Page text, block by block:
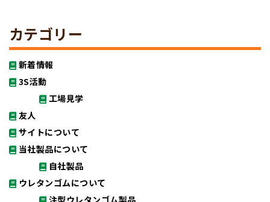
カテゴリー
新着情報
3S活動
工場見学
友人
サイトについて
当社製品について
自社製品
ウレタンゴムについて
注型ウレタンゴム製品